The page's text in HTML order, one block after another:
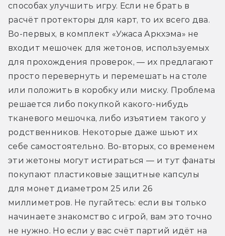
способах улучшить игру. Если не брать в
расчёт протекторы для карт, то их всего два.
Во-первых, в комплект «Ужаса Аркхэма» не
входит мешочек для жетонов, используемых
для прохождения проверок, — их предлагают
просто перевернуть и перемешать на столе
или положить в коробку или миску. Проблема
решается либо покупкой какого-нибудь
тканевого мешочка, либо изъятием такого у
родственников. Некоторые даже шьют их
себе самостоятельно. Во-вторых, со временем
эти жетоны могут истираться — и тут фанаты
покупают пластиковые защитные капсулы
для монет диаметром 25 или 26
миллиметров. Не пугайтесь: если вы только
начинаете знакомство с игрой, вам это точно
не нужно. Но если у вас счёт партий идёт на